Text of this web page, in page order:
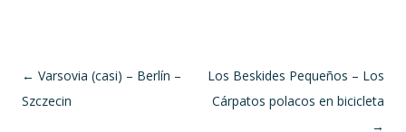
Post navigation
← Varsovia (casi) – Berlín –
Szczecin
Los Beskides Pequeños – Los
Cárpatos polacos en bicicleta
→